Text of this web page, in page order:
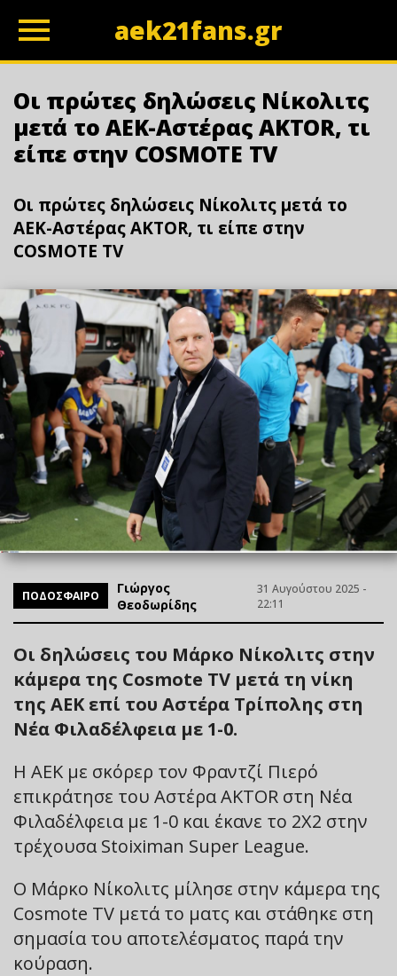
aek21fans.gr
Οι πρώτες δηλώσεις Νίκολιτς
μετά το ΑΕΚ-Αστέρας AKTOR, τι
είπε στην COSMOTE TV
Οι πρώτες δηλώσεις Νίκολιτς μετά το
ΑΕΚ-Αστέρας AKTOR, τι είπε στην
COSMOTE TV
ΠΟΔΟΣΦΑΙΡΟ
Γιώργος
Θεοδωρίδης
31 Αυγούστου 2025 -
22:11
Οι δηλώσεις του Μάρκο Νίκολιτς στην
κάμερα της Cosmote TV μετά τη νίκη
της ΑΕΚ επί του Αστέρα Τρίπολης στη
Νέα Φιλαδέλφεια με 1-0.
Η ΑΕΚ με σκόρερ τον Φραντζί Πιερό
επικράτησε του Αστέρα AKTOR στη Νέα
Φιλαδέλφεια με 1-0 και έκανε το 2Χ2 στην
τρέχουσα Stoiximan Super League.
Ο Μάρκο Νίκολιτς μίλησε στην κάμερα της
Cosmote TV μετά το ματς και στάθηκε στη
σημασία του αποτελέσματος παρά την
κούραση.